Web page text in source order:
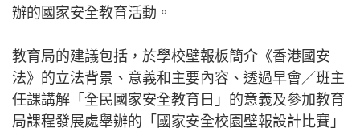
辦的國家安全教育活動。
教育局的建議包括，於學校壁報板簡介《香港國安
法》的立法背景、意義和主要內容、透過早會／班主
任課講解「全民國家安全教育日」的意義及參加教育
局課程發展處舉辦的「國家安全校園壁報設計比賽」